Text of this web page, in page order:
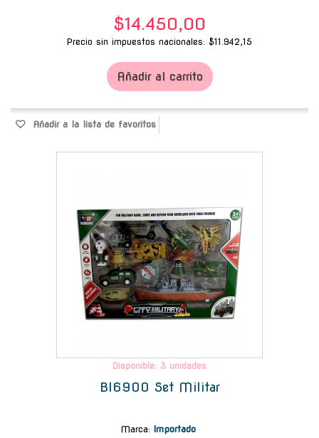
$14.450,00
Precio sin impuestos nacionales: $11.942,15
Añadir al carrito
Añadir a la lista de favoritos
Disponible: 3 unidades
Bl6900 Set Militar
Marca: Importado